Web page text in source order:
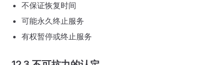
不保证恢复时间
可能永久终止服务
有权暂停或终止服务